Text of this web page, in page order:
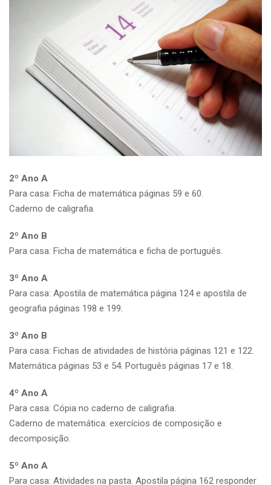
2º Ano A
Para casa: Ficha de matemática páginas 59 e 60.
Caderno de caligrafia.
2º Ano B
Para casa: Ficha de matemática e ficha de português.
3º Ano A
Para casa: Apostila de matemática página 124 e apostila de
geografia páginas 198 e 199.
3º Ano B
Para casa: Fichas de atividades de história páginas 121 e 122.
Matemática páginas 53 e 54. Português páginas 17 e 18.
4º Ano A
Para casa: Cópia no caderno de caligrafia.
Caderno de matemática: exercícios de composição e
decomposição.
5º Ano A
Para casa: Atividades na pasta. Apostila página 162 responder